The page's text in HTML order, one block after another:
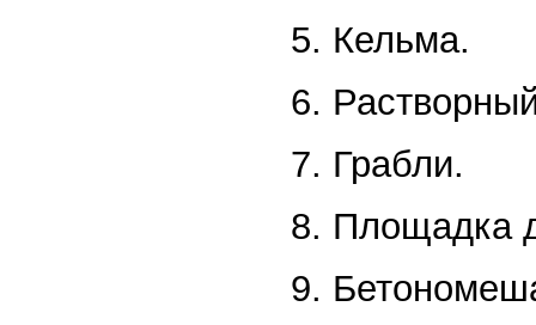
5. Кельма.
6.
7. Грабли.
8. Площадка
9.